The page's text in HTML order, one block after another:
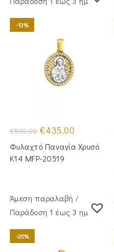
-13%
€500.00 Original
price
was:
€500.00.
€435.00
τιμή
είναι:
Φυλαχτό Παναγία Χρυσό
Κ14 MFP-20519
Άμεση παραλαβή /
Παράδoση 1 έως 3 ημέρες
-20%